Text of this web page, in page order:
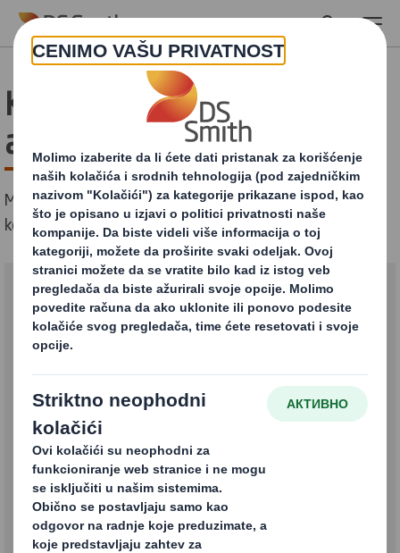
Skip to main content
Kontaktirajte fabriku
ambalaže
Molimo popunite obrazac ispod ukoliko želite da
kontaktirate DS Smith Packaging doo Kruševac.
DS SMITH PACKAGING d.o.o.
Balkanska 72
37000 Kruševac
Srbija
Kontakt telefon: +381 37 425 344
Kontakt formular
Molimo popunite obrazac ispod ukoliko želite da kontaktirate
Hvala vam!
Ime